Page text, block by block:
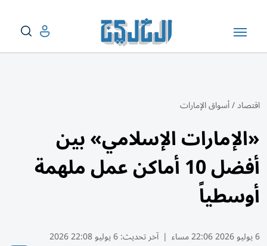
اقتصاد/أسواق الإمارات
«الإمارات الإسلامي» بين
أفضل 10 أماكن عمل ملهمة
أوسطياً
6 يوليو 2026 22:06 مساء | آخر تحديث:6 يوليو 22:08 2026